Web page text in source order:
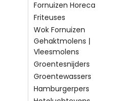
Fornuizen Horeca
Friteuses
Wok Fornuizen
Gehaktmolens |
Vleesmolens
Groentesnijders
Groentewassers
Hamburgerpers